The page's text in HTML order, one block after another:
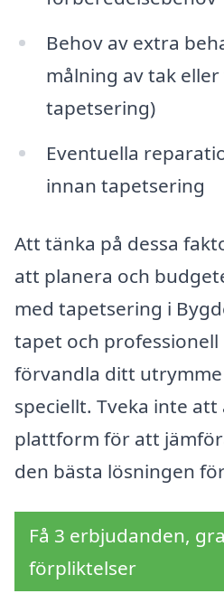
Behov av extra
målning av tak
tapetsering)
Eventuella
innan tapetsering
Att tänka på dessa
att planera och
med tapetsering i
tapet och professionell
förvandla ditt
speciellt. Tveka inte
plattform för att
den bästa lösningen
Få 3 erbjudanden,
förpliktelser